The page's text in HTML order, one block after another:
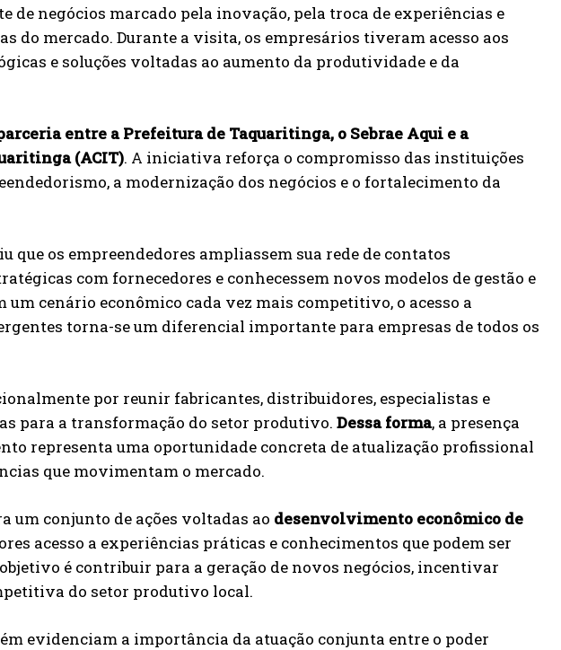
de negócios marcado pela inovação, pela troca de experiências e
do mercado. Durante a visita, os empresários tiveram acesso aos
e soluções voltadas ao aumento da produtividade e da
entre a Prefeitura de Taquaritinga, o Sebrae Aqui e a
(ACIT). A iniciativa reforça o compromisso das instituições
a modernização dos negócios e o fortalecimento da
que os empreendedores ampliassem sua rede de contatos
com fornecedores e conhecessem novos modelos de gestão e
cenário econômico cada vez mais competitivo, o acesso a
torna-se um diferencial importante para empresas de todos os
por reunir fabricantes, distribuidores, especialistas e
para a transformação do setor produtivo. Dessa forma, a presença
representa uma oportunidade concreta de atualização profissional
que movimentam o mercado.
um conjunto de ações voltadas ao desenvolvimento econômico de
acesso a experiências práticas e conhecimentos que podem ser
é contribuir para a geração de novos negócios, incentivar
do setor produtivo local.
evidenciam a importância da atuação conjunta entre o poder